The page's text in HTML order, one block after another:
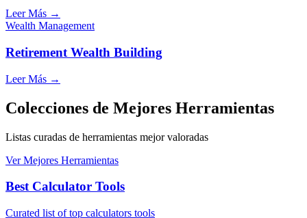
Leer Más →
Wealth Management
Retirement Wealth Building
Leer Más →
Colecciones de Mejores Herramientas
Listas curadas de herramientas mejor valoradas
Ver Mejores Herramientas
Best Calculator Tools
Curated list of top calculators tools